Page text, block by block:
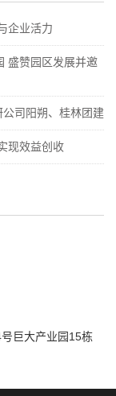
企业活力
盛赞园区发展并邀
司阳朔、桂林团建
现效益创收
巨大产业园15栋